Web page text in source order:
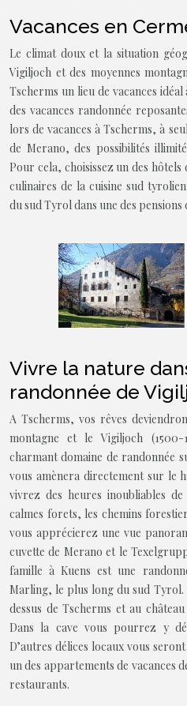
Vacances en
Le climat doux et la situation
Vigiljoch et des moyennes
Tscherms un lieu de vacances
des vacances randonnée
lors de vacances à Tscherms, à
de Merano, des possibilités
Pour cela, choisissez un des
culinaires de la cuisine sud
du sud Tyrol dans une des pensions
Vivre la nature
randonnée de
A Tscherms, vos rêves
montagne et le Vigiljoch
charmant domaine de randonnée
vous amènera directement sur le
vivrez des heures inoubliables
calmes forets, les chemins
vous apprécierez une vue
cuvette de Merano et le
famille à Kuens est une
Marling, le plus long du sud Tyrol.
dessus de Tscherms et au
Dans la cave vous pourrez y
D’autres délices locaux vous
un des appartements de vacances
restaurants.